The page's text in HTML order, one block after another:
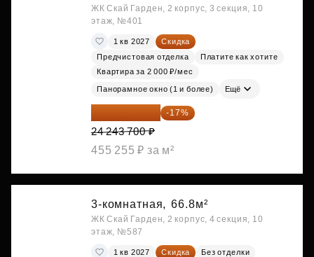
ЖК Скай Гарден, 2 корпус, 3 секция, 10
этаж, №401
1 кв 2027
Скидка
Предчистовая отделка
Платите как хотите
Квартира за 2 000 ₽/мес
Панорамное окно (1 и более) Ещё
20 122 271 ₽ -17%
24 243 700 ₽
455 255 ₽ за м²
3-комнатная, 66.8м²
ЖК Скай Гарден, 2 корпус, 4 секция, 10
этаж, №587
1 кв 2027 Скидка
Без отделки